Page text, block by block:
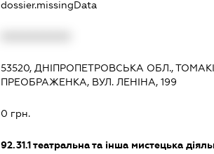
dossier.missingData
53520, ДНІПРОПЕТРОВСЬКА ОБЛ.,
ПРЕОБРАЖЕНКА, ВУЛ. ЛЕНІНА, 199
0 грн.
92.31.1театральна та інша мистецька